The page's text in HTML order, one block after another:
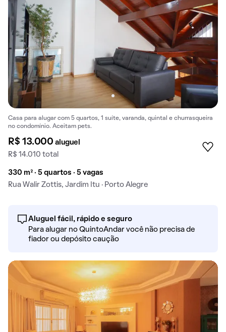
Casa para alugar com 5 quartos, 1 suíte, varanda, quintal e churrasqueira
no condomínio. Aceitam pets.
R$ 13.000aluguel
R$ 14.010 total
330 m² · 5 quartos · 5 vagas
Rua Walir Zottis, Jardim Itu · Porto Alegre
Aluguel fácil, rápido e seguro
Para alugar no QuintoAndar você não precisa de
fiador ou depósito caução